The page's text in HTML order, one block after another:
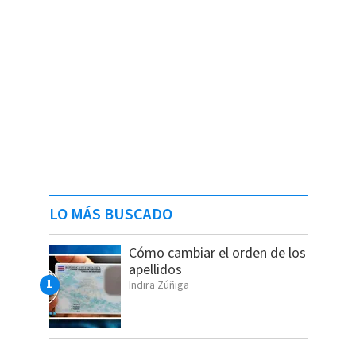
LO MÁS BUSCADO
Cómo cambiar el orden de los
apellidos
Indira Zúñiga